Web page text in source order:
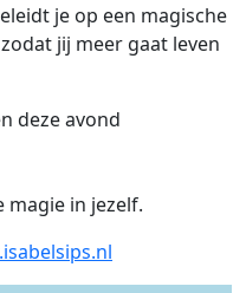
je op een magische
jij meer gaat leven
deze avond
magie in jezelf.